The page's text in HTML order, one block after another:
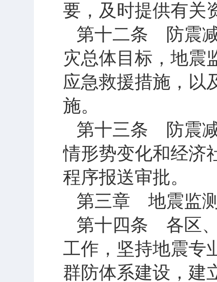
要，及时提供有关
第十二条 防震
灾总体目标，地震
应急救援措施，以
施。
第十三条 防震
情形势变化和经济
程序报送审批。
第三章 地震监
第十四条 各区
工作，坚持地震专
群防体系建设，建